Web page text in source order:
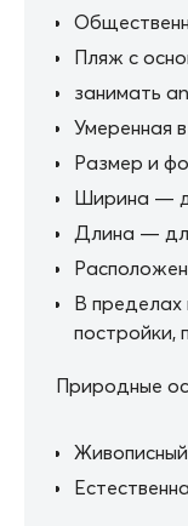
Пляж с
занимать
Умеренная
Размер и
Ширина —
Длина —
В пределах
постройки,
Природные